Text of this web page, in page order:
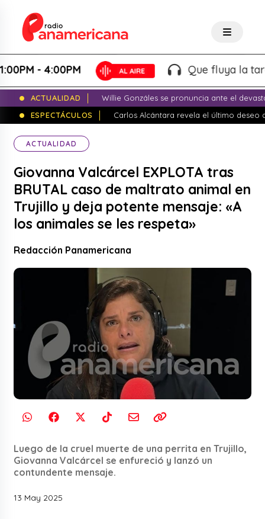
- 4:00PM Que fluya la tarde!
ACTUALIDAD
Willie Gonzáles se pronuncia ante el
ESPECTÁCULOS
Carlos Alcántara revela el último deseo
ACTUALIDAD
Giovanna Valcárcel EXPLOTA tras
BRUTAL caso de maltrato animal en
Trujillo y deja potente mensaje: «A
los animales se les respeta»
Redacción Panamericana
Luego de la cruel muerte de una perrita en Trujillo,
Giovanna Valcárcel se enfureció y lanzó un
contundente mensaje.
13 May 2025